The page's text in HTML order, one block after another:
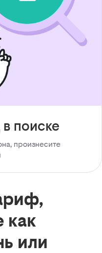
поиске
произнесите
как
или